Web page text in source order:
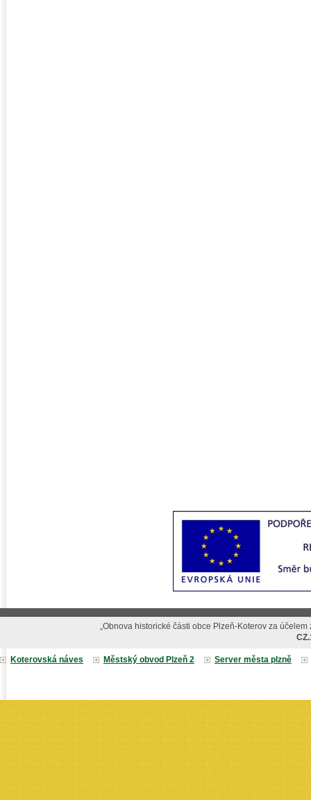
„Obnova historické části obce Plzeň-Koterov za
Koterovská náves Městský obvod Plzeň 2 Server města plzně